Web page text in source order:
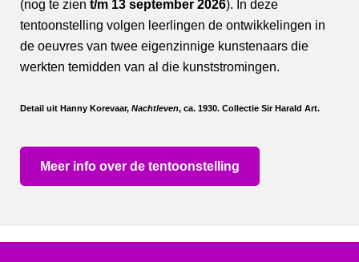
(nog te zien t/m 13 september 2026). In deze
tentoonstelling volgen leerlingen de ontwikkelingen in
de oeuvres van twee eigenzinnige kunstenaars die
werkten temidden van al die kunststromingen.
Detail uit Hanny Korevaar, Nachtleven, ca. 1930. Collectie Sir Harald Art.
Meer info over de tentoonstelling